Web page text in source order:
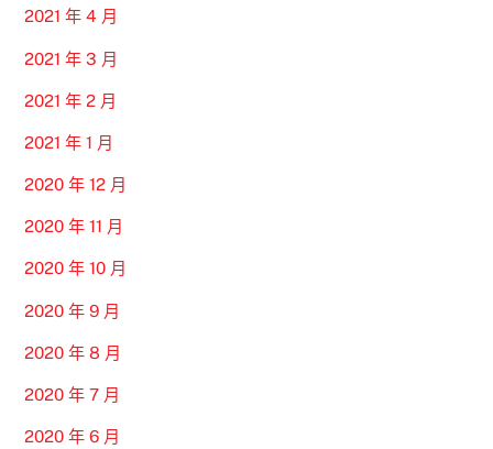
2021 年 4 月
2021 年 3 月
2021 年 2 月
2021 年 1 月
2020 年 12 月
2020 年 11 月
2020 年 10 月
2020 年 9 月
2020 年 8 月
2020 年 7 月
2020 年 6 月